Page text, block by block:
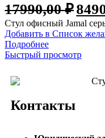
17990,00₽
Стул офисный Jamal
Добавить в Список
Подробнее
Быстрый просмотр
Контакты